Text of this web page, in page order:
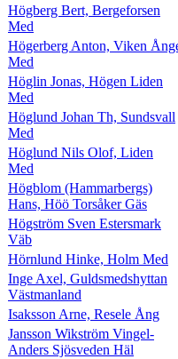
Högberg Bert, Bergeforsen
Med
Högerberg Anton, Viken
Med
Höglin Jonas, Högen Liden
Med
Höglund Johan Th, Sundsvall
Med
Höglund Nils Olof, Liden
Med
Högblom (Hammarbergs)
Hans, Höö Torsåker Gäs
Högström Sven Estersmark
Väb
Hörnlund Hinke, Holm Med
Inge Axel, Guldsmedshyttan
Västmanland
Isaksson Arne, Resele Ång
Jansson Wikström Vingel-
Anders Sjösveden Häl